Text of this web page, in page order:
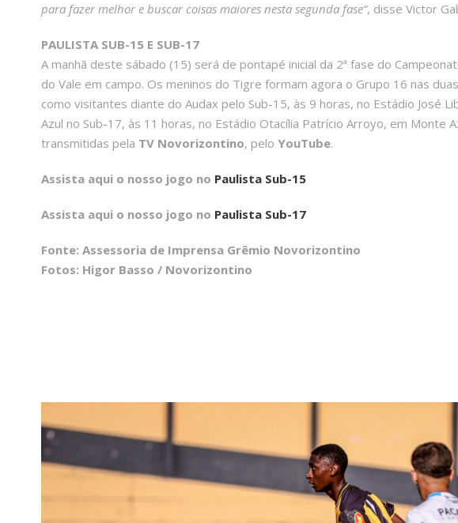
para fazer melhor e buscar coisas maiores nesta segunda fase”, disse Victor
PAULISTA SUB-15 E SUB-17
A manhã deste sábado (15) será de pontapé inicial da 2ª fase do
do Vale em campo. Os meninos do Tigre formam agora o Grupo 16 nas
como visitantes diante do Audax pelo Sub-15, às 9 horas, no Estádio José
Azul no Sub-17, às 11 horas, no Estádio Otacília Patrício Arroyo, em Monte
transmitidas pela TV Novorizontino, pelo YouTube.
Assista aqui o nosso jogo no Paulista Sub-15
Assista aqui o nosso jogo no Paulista Sub-17
Fonte: Assessoria de Imprensa Grêmio Novorizontino
Fotos: Higor Basso / Novorizontino